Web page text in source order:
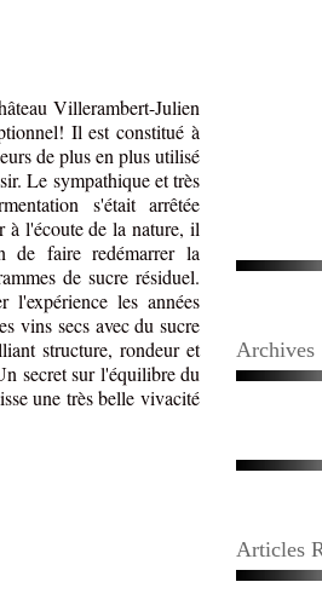
Villerambert-Julien
Il est constitué à
de plus en plus utilisé
Le sympathique et très
s'était arrêtée
à l'écoute de la nature, il
de faire redémarrer la
de sucre résiduel.
les années
vins secs avec du sucre
structure, rondeur et
secret sur l'équilibre du
une très belle vivacité
Archives
Articles